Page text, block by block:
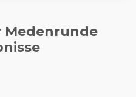
Medenrunde